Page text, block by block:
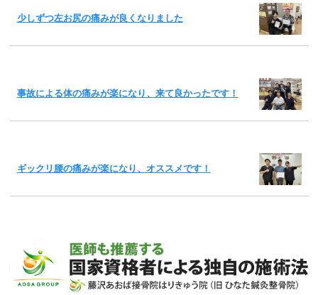
少しずつ左お尻の痛みが良くなりました
事故による体の痛みが楽になり、来て良かったです！
ギックリ腰の痛みが楽になり、オススメです！